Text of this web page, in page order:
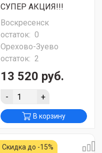
СУПЕР АКЦИЯ!!!
Воскресенск
остаток: 0
Орехово-Зуево
остаток: 2
13 520 руб.
- +
В корзину
Скидка до -15%